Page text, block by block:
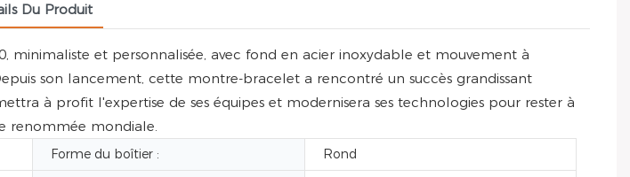
Du Produit
et personnalisée, avec fond en acier inoxydable et mouvement à
son lancement, cette montre-bracelet a rencontré un succès grandissant
à profit l'expertise de ses équipes et modernisera ses technologies pour rester à
renommée mondiale.
Forme du boîtier :
Rond